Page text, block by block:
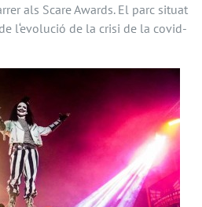
als Scare Awards. El parc situat
l‘evolució de la crisi de la covid-